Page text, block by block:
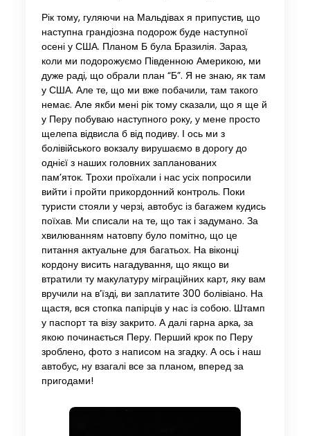
Рік тому, гуляючи на Мальдівах я припустив, що
наступна грандіозна подорож буде наступної
осені у США. Планом Б була Бразилія. Зараз,
коли ми подорожуємо Південною Америкою, ми
дуже раді, що обрали план “Б”. Я не знаю, як там
у США. Але те, що ми вже побачили, там такого
немає. Але якби мені рік тому сказали, що я ще й
у Перу побуваю наступного року, у мене просто
щелепа відвисла б від подиву. І ось ми з
болівійського вокзалу вирушаємо в дорогу до
однієї з наших головних запланованих
пам’яток. Трохи проїхали і нас усіх попросили
вийти і пройти прикордонний контроль. Поки
туристи стояли у черзі, автобус із багажем кудись
поїхав. Ми списали на те, що так і задумано. За
хвилюванням натовпу було помітно, що це
питання актуальне для багатьох. На віконці
кордону висить нагадування, що якщо ви
втратили ту макулатуру міграційних карт, яку вам
вручили на в’їзді, ви заплатите 300 болівіано. На
щастя, вся стопка папірців у нас із собою. Штамп
у паспорт та візу закрито. А далі гарна арка, за
якою починається Перу. Перший крок по Перу
зроблено, фото з написом на згадку. А ось і наш
автобус, ну взагалі все за планом, вперед за
пригодами!